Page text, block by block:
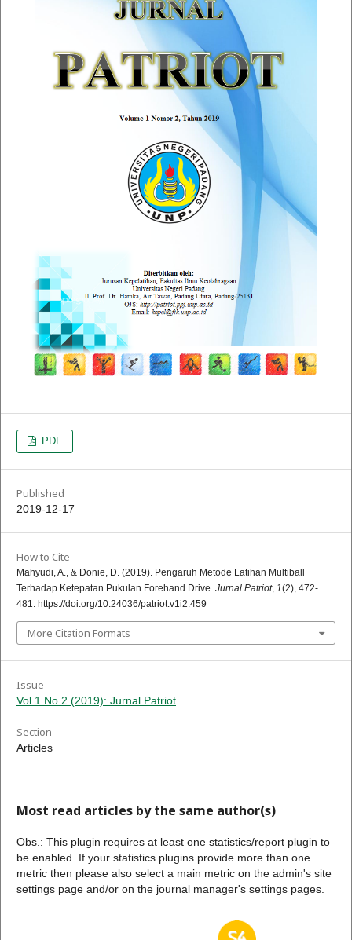
PDF
Published
2019-12-17
How to Cite
Mahyudi, A., & Donie, D. (2019). Pengaruh Metode Latihan Multiball
Terhadap Ketepatan Pukulan Forehand Drive. Jurnal Patriot, 1(2), 472-
481. https://doi.org/10.24036/patriot.v1i2.459
More Citation Formats
Issue
Vol 1 No 2 (2019): Jurnal Patriot
Section
Articles
Most read articles by the same author(s)
Obs.: This plugin requires at least one statistics/report plugin to
be enabled. If your statistics plugins provide more than one
metric then please also select a main metric on the admin's site
settings page and/or on the journal manager's settings pages.